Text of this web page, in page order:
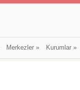
Merkezler» Kurumlar»